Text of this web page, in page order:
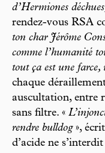
d’Hermiones
rendez-vous RSA
ton char Jérôme
comme l’humanité
tout ça est une
chaque
auscultation, entre
sans filtre. «
rendre bulldog»,
d’acide ne